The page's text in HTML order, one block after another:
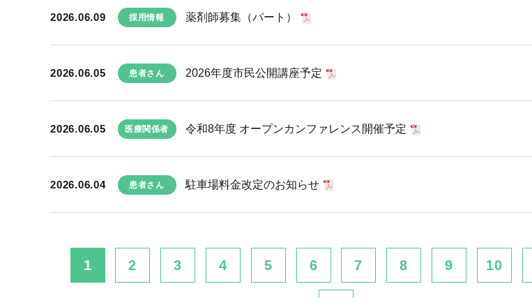
2026.06.09 採用情報 薬剤師募集（パート）
2026.06.05 患者さん 2026年度市民公開講座予定
2026.06.05 医療関係者 令和8年度 オープンカンファレンス開催予定
2026.06.04 患者さん 駐車場料金改定のお知らせ
1 2 3 4 5 6 7 8 9 10